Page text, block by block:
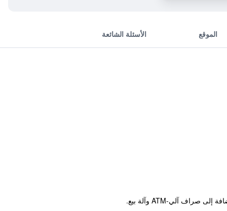
الموقع الأسئلة الشائعة